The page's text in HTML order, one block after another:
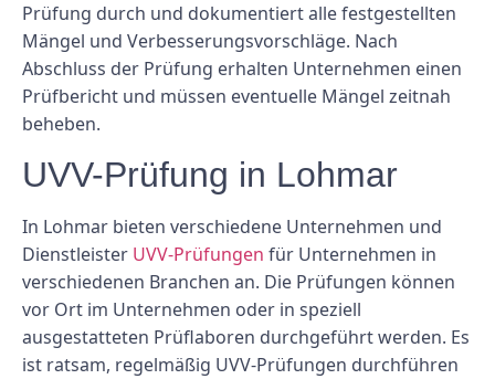
Prüfung durch und dokumentiert alle festgestellten
Mängel und Verbesserungsvorschläge. Nach
Abschluss der Prüfung erhalten Unternehmen einen
Prüfbericht und müssen eventuelle Mängel zeitnah
beheben.
UVV-Prüfung in Lohmar
In Lohmar bieten verschiedene Unternehmen und
Dienstleister UVV-Prüfungen für Unternehmen in
verschiedenen Branchen an. Die Prüfungen können
vor Ort im Unternehmen oder in speziell
ausgestatteten Prüflaboren durchgeführt werden. Es
ist ratsam, regelmäßig UVV-Prüfungen durchführen